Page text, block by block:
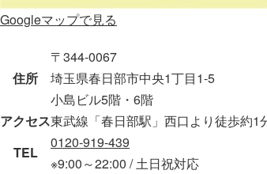
Googleマップで見る
住所
〒344-0067
埼玉県春日部市中央1丁目1-5
小島ビル5階・6階
アクセス東武線「春日部駅」西口より徒歩約1
TEL
0120-919-439
※9:00～22:00 / 土日祝対応